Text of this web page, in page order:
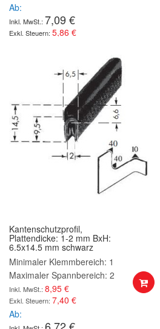
Ab
7,09 €
5,86 €
Kantenschutzprofil,
Plattendicke: 1-2 mm BxH:
6.5x14.5 mm schwarz
Minimaler Klemmbereich: 1
Maximaler Spannbereich: 2
8,95 €
7,40 €
Ab
6,72 €